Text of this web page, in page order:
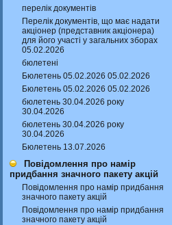
перелік документів
Перелік документів, що має надати
акціонер (представник акціонера)
для його участі у загальних зборах
05.02.2026
бюлетені
Бюлетень 05.02.2026 05.02.2026
Бюлетень 05.02.2026 05.02.2026
бюлетень 30.04.2026 року
30.04.2026
бюлетень 30.04.2026 року
30.04.2026
Бюлетень 13.07.2026
Повідомлення про намір
придбання значного пакету акцій
Повідомлення про намір придбання
значного пакету акцій
Повідомлення про намір придбання
значного пакету акцій